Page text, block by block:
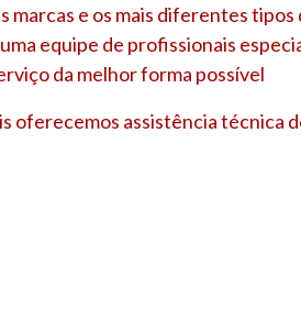
marcas e os mais diferentes
equipe de profissionais
da melhor forma possível
oferecemos assistência técnica